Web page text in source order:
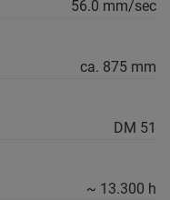
56.0 mm/sec
ca. 875 mm
DM 51
~ 13.300 h